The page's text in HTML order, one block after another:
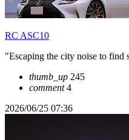
RC ASC10
"Escaping the city noise to find
thumb_up 245
comment4
2026/06/25 07:36